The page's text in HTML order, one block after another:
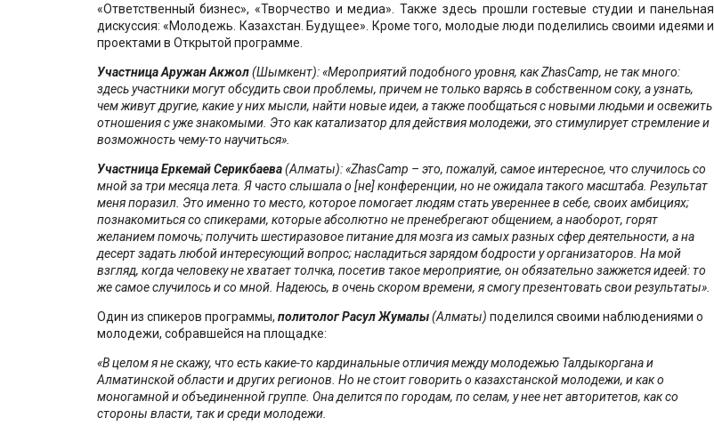
«Ответственный бизнес», «Творчество и медиа». Также здесь прошли гостевые студии и панельная
дискуссия: «Молодежь. Казахстан. Будущее». Кроме того, молодые люди поделились своими идеями и
проектами в Открытой программе.
Участница Аружан Акжол(Шымкент): «Мероприятий подобного уровня, как ZhasCamp, не так много:
здесь участники могут обсудить свои проблемы, причем не только варясь в собственном соку, а узнать,
чем живут другие, какие у них мысли, найти новые идеи, а также пообщаться с новыми людьми и освежить
отношения с уже знакомыми. Это как катализатор для действия молодежи, это стимулирует стремление и
возможность чему-то научиться».
Участница Еркемай Серикбаева(Алматы): «ZhasCamp – это, пожалуй, самое интересное, что случилось со
мной за три месяца лета. Я часто слышала о [не] конференции, но не ожидала такого масштаба. Результат
меня поразил. Это именно то место, которое помогает людям стать увереннее в себе, своих амбициях;
познакомиться со спикерами, которые абсолютно не пренебрегают общением, а наоборот, горят
желанием помочь; получить шестиразовое питание для мозга из самых разныхсфер деятельности, а на
десерт задать любой интересующий вопрос; насладиться зарядом бодрости у организаторов. На мой
взгляд, когда человеку не хватает толчка, посетив такое мероприятие, он обязательно зажжется идеей: то
же самое случилось и со мной. Надеюсь, в очень скором времени, я смогу презентовать свои результаты».
Один из спикеров программы, политолог Расул Жумалы(Алматы) поделился своими наблюдениями о
молодежи, собравшейся на площадке:
«В целом я не скажу, что есть какие-то кардинальные отличия между молодежью Талдыкоргана и
Алматинской области и других регионов. Но не стоит говорить о казахстанской молодежи, и как о
моногамной и объединенной группе. Она делится по городам, по селам, у нее нет авторитетов, как со
стороны власти, так и среди молодежи.